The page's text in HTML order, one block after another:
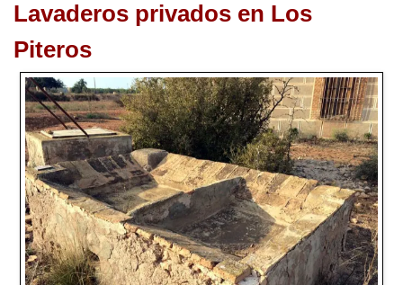
Lavaderos privados en Los
Piteros